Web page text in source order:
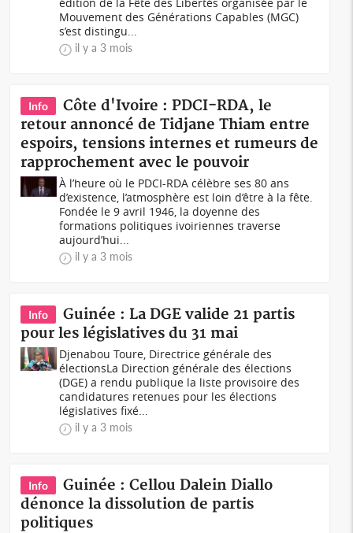
Mouvement des Générations Capables (MGC)
s’est distingu...
il y a 3 mois
Info
Côte d'Ivoire : PDCI-RDA, le
retour annoncé de Tidjane Thiam entre
espoirs, tensions internes et rumeurs de
rapprochement avec le pouvoir
À l’heure où le PDCI-RDA célèbre ses 80 ans
d’existence, l’atmosphère est loin d’être à la fête.
Fondée le 9 avril 1946, la doyenne des
formations politiques ivoiriennes traverse
aujourd’hui...
il y a 3 mois
Info
Guinée : La DGE valide 21 partis
pour les législatives du 31 mai
Djenabou Toure, Directrice générale des
électionsLa Direction générale des élections
(DGE) a rendu publique la liste provisoire des
candidatures retenues pour les élections
législatives fixé...
il y a 3 mois
Info
Guinée : Cellou Dalein Diallo
dénonce la dissolution de partis
politiques